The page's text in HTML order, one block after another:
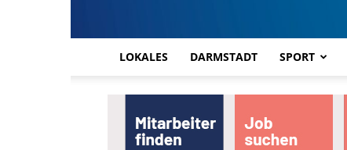
LOKALES DARMSTADT SPORT